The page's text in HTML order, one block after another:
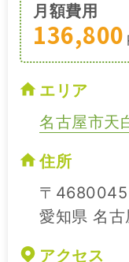
月額費用
136,800
エリア
名古屋市天
住所
〒4680045
愛知県 名
アクセス